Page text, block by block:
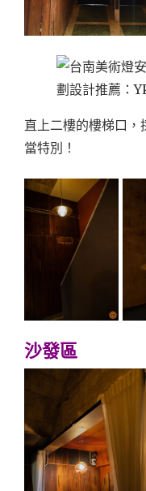
直上二樓的樓梯口，
當特別！
沙發區